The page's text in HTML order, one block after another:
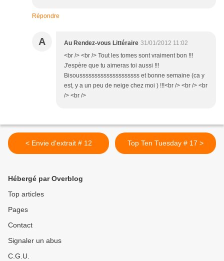
Répondre
A Au Rendez-vous Littéraire 31/01/2012 11:02
<br /> <br /> Tout les tomes sont vraiment bon !!!
J'espère que tu aimeras toi aussi !!!
Bisoussssssssssssssssssss et bonne semaine (ca y
est, y a un peu de neige chez moi ) !!!<br /> <br /> <br
/> <br />
< Envie d'extrait # 12 Top Ten Tuesday # 17 >
Hébergé par Overblog
Top articles
Pages
Contact
Signaler un abus
C.G.U.